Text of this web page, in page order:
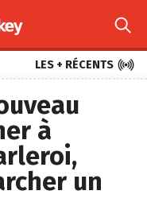

LES + RÉCENTS 
à
un